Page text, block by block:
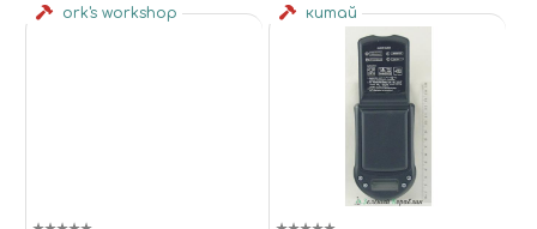
ork's workshop китай